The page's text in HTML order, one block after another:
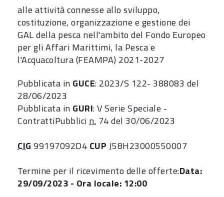
alle attività connesse allo sviluppo,
costituzione, organizzazione e gestione dei
GAL della pesca nell'ambito del Fondo Europeo
per gli Affari Marittimi, la Pesca e
l'Acquacoltura (FEAMPA) 2021-2027
Pubblicata in GUCE: 2023/S 122- 388083 del
28/06/2023
Pubblicata in GURI: V Serie Speciale -
ContrattiPubblicin. 74 del 30/06/2023
CIG 99197092D4 CUP J58H23000550007
Termine per il ricevimento delle offerte:Data:
29/09/2023 - Ora locale: 12:00